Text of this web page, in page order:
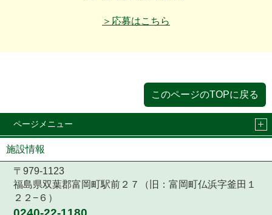
＞応募はこちら
このページのTOPに戻る
ページメニュー
施設情報
〒979-1123
福島県双葉郡富岡町駅前２７（旧：富岡町仏浜字釜田１
２２−６）